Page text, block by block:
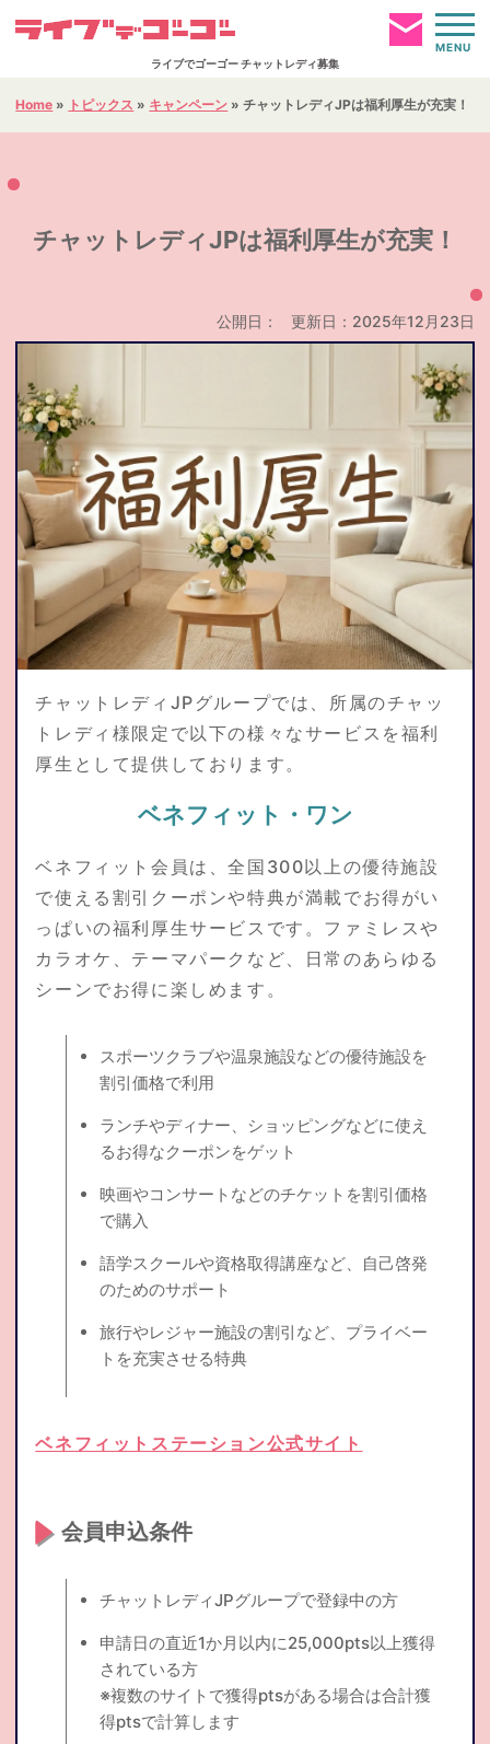
ライブでゴーゴー チャットレディ募集
お仕事ページへログイン
簡単仮登録
報酬について
お仕事内容
応募資格
よくある質問集
トピックス
通勤応募
在宅仮登録 通勤応募
MENU
Home » トピックス » キャンペーン » チャットレディJPは福利厚生が充実！
チャットレディJPは福利厚生が充実！
公開日： 更新日：2025年12月23日
チャットレディJPグループでは、所属のチャッ
トレディ様限定で以下の様々なサービスを福利
厚生として提供しております。
ベネフィット・ワン
ベネフィット会員は、全国300以上の優待施設
で使える割引クーポンや特典が満載でお得がい
っぱいの福利厚生サービスです。ファミレスや
カラオケ、テーマパークなど、日常のあらゆる
シーンでお得に楽しめます。
スポーツクラブや温泉施設などの優待施設を
割引価格で利用
ランチやディナー、ショッピングなどに使え
るお得なクーポンをゲット
映画やコンサートなどのチケットを割引価格
で購入
語学スクールや資格取得講座など、自己啓発
のためのサポート
旅行やレジャー施設の割引など、プライベー
トを充実させる特典
ベネフィットステーション公式サイト
会員申込条件
チャットレディJPグループで登録中の方
申請日の直近1か月以内に25,000pts以上獲得
されている方
※複数のサイトで獲得ptsがある場合は合計獲
得ptsで計算します